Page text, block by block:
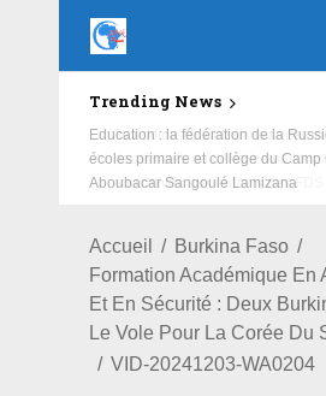
Trending News
Education : la fédération de la
écoles primaire et collège du Camp
Aboubacar Sangoulé Lamizana
Accueil
Burkina Faso
Formation Académique En
Et En Sécurité : Deux
Le Vole Pour La Corée Du
VID-20241203-WA0204